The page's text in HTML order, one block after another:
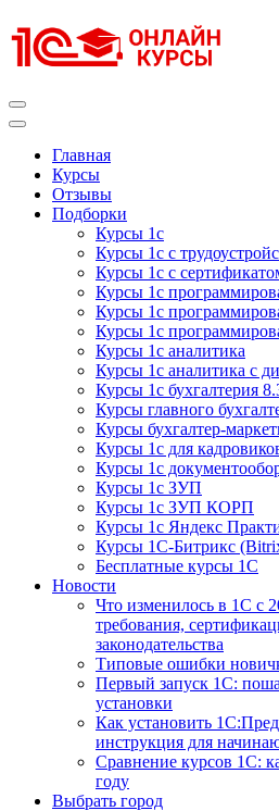
к
содержимому
Главная
Курсы
Отзывы
Подборки
Курсы 1с
Курсы 1с с
Курсы 1с с
Курсы 1с
Курсы 1с
Курсы 1с
Курсы 1с аналитика
Курсы 1с аналитика с
Курсы 1с бухгалтерия
Курсы главного
Курсы бухгалтер-
Курсы 1с для
Курсы 1с
Курсы 1с ЗУП
Курсы 1с ЗУП КОРП
Курсы 1с Яндекс
Курсы 1С-Битрикс
Бесплатные курсы 1С
Новости
Что изменилось в 1С с
требования,
законодательства
Типовые ошибки
Первый запуск 1С:
установки
Как установить
инструкция для
Сравнение курсов 1С:
году
Выбрать город